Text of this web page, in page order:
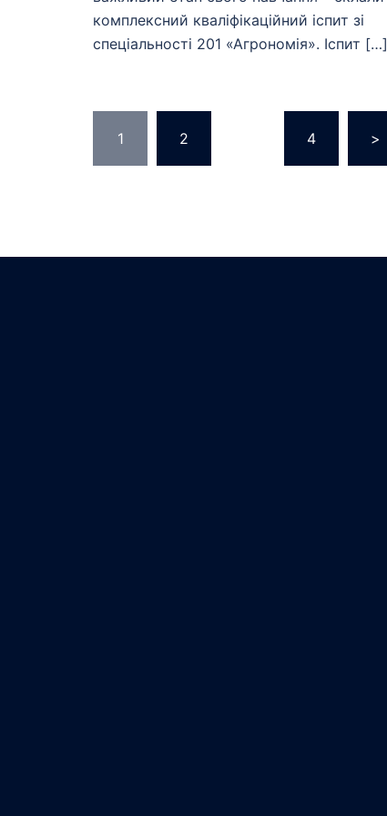
комплексний кваліфікаційний іспит зі
спеціальності 201 «Агрономія». Іспит […]
Навігація
записів
1 2 4 >